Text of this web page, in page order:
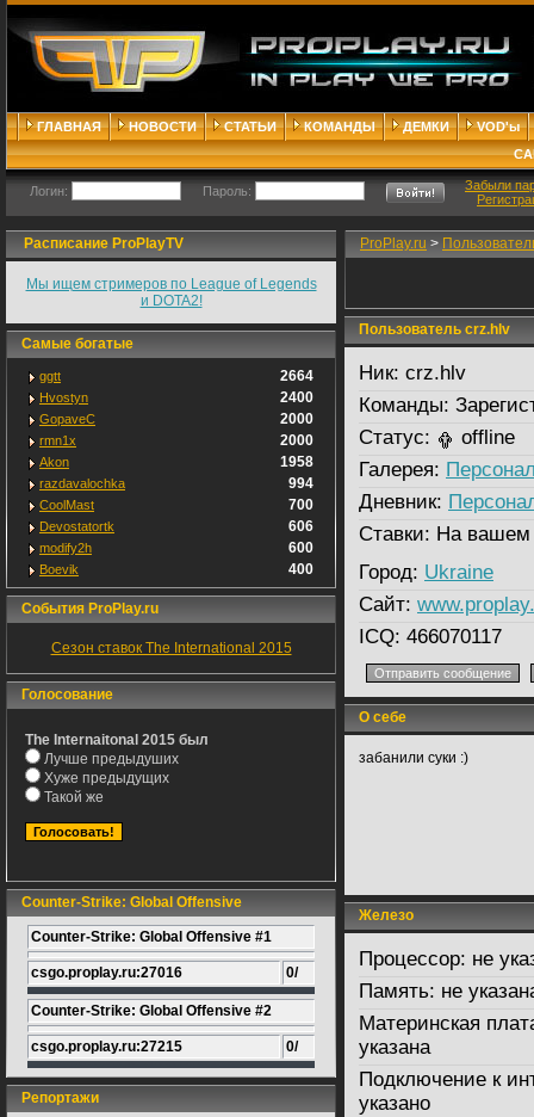
ГЛАВНАЯ НОВОСТИ СТАТЬИ КОМАНДЫ ДЕМКИ
VOD'ы
Логин: Пароль:
Забыли
Расписание ProPlayTV
Мы ищем стримеров по League of Legends
и DOTA2!
Самые богатые
ggtt 2664
Hvostyn 2400
GopaveC 2000
rmn1x 2000
Akon 1958
razdavalochka 994
CoolMast 700
Devostatortk 606
modify2h 600
Boevik 400
События ProPlay.ru
Сезон ставок The International 2015
Голосование
The Internaitonal 2015 был
Лучше предыдуших
Хуже предыдущих
Такой же
Counter-Strike: Global Offensive
Counter-Strike: Global Offensive #1
csgo.proplay.ru:27016 0/
Counter-Strike: Global Offensive #2
csgo.proplay.ru:27215 0/
Репортажи
ProPlay.ru >
Пользователь сrz.hlv
Ник: сrz.hlv
Команды:
Статус:
offline
Галерея:
Дневник:
Ставки: На вашем
Город: Ukraine
Сайт:
ICQ: 466070117
О себе
забанили суки :)
Железо
Процессор: не
Память: не
Материнская
указана
Подключение к
указано